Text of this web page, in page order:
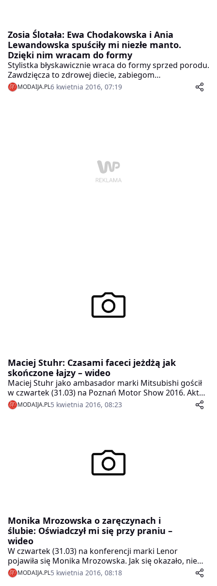
Zosia Ślotała: Ewa Chodakowska i Ania
Lewandowska spuściły mi niezłe manto.
Dzięki nim wracam do formy
Stylistka błyskawicznie wraca do formy sprzed porodu.
Zawdzięcza to zdrowej diecie, zabiegom
kosmetycznym i regularnym treningom. Zdecydowała
się już nawet na udział w obozach organizowanych
MODAIJA.PL6 kwietnia 2016, 07:19
Maciej Stuhr: Czasami faceci jeżdżą jak
skończone łajzy – wideo
Maciej Stuhr jako ambasador marki Mitsubishi gościł
w czwartek (31.03) na Poznań Motor Show 2016. Aktor
opowiedział o tym, jakim jest kierowcą i za czym nie
przepada na drodze.
MODAIJA.PL5 kwietnia 2016, 08:23
Monika Mrozowska o zaręczynach i
ślubie: Oświadczył mi się przy praniu –
wideo
W czwartek (31.03) na konferencji marki Lenor
pojawiła się Monika Mrozowska. Jak się okazało, nie
bez powodu. Gwiazda zdradziła, że pranie kojarzy jej
się bardzo przyjemnie, bo… jej partner oświadczył jej
MODAIJA.PL5 kwietnia 2016, 08:18